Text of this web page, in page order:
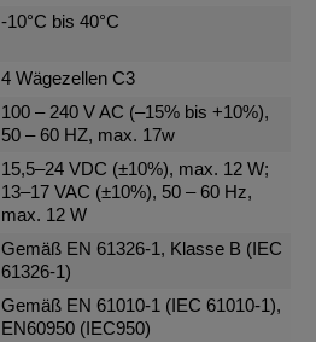
-10°C bis 40°C
4 Wägezellen C3
100 – 240 V AC (–15% bis +10%),
50 – 60 HZ, max. 17w
15,5–24 VDC (±10%), max. 12 W;
13–17 VAC (±10%), 50 – 60 Hz,
max. 12 W
Gemäß EN 61326-1, Klasse B (IEC
61326-1)
Gemäß EN 61010-1 (IEC 61010-1),
EN60950 (IEC950)